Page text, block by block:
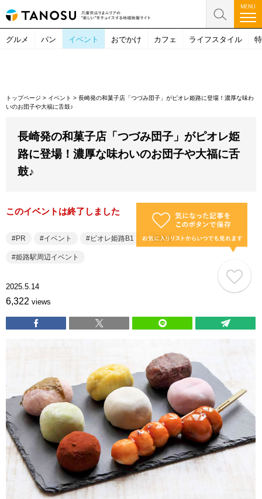
グルメ パン イベント おでかけ カフェ ライフスタイル
トップページ > イベント >長崎発の和菓子店「つづみ団子」がピオレ姫路に登場！濃厚な味わ
いのお団子や大福に舌鼓♪
長崎発の和菓子店「つづみ団子」がピオレ姫
路に登場！濃厚な味わいのお団子や大福に舌
鼓♪
このイベントは終了しました
PR イベント ピオレ姫路B1 姫路市
姫路駅周辺イベント
2025.5.14
6,322 views